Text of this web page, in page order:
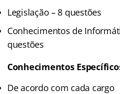
Legislação – 8 questões
Conhecimentos de
questões
Conhecimentos
De acordo com cada cargo